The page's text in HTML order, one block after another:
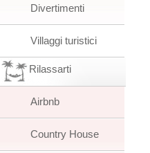
Divertimenti
Villaggi turistici
Rilassarti
Airbnb
Country House